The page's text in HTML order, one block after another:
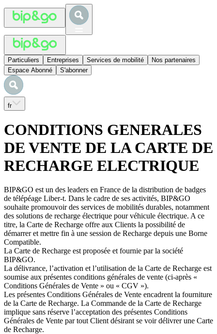
Particuliers Entreprises Services de mobilité
Nos partenaires
Espace Abonné
S'abonner
fr
CONDITIONS GENERALES
DE VENTE DE LA CARTE DE
RECHARGE ELECTRIQUE
BIP&GO est un des leaders en France de la distribution de badges
de télépéage Liber-t. Dans le cadre de ses activités, BIP&GO
souhaite promouvoir des services de mobilités durables, notamment
des solutions de recharge électrique pour véhicule électrique. A ce
titre, la Carte de Recharge offre aux Clients la possibilité de
démarrer et mettre fin à une session de Recharge depuis une Borne
Compatible.
La Carte de Recharge est proposée et fournie par la société
BIP&GO.
La délivrance, l’activation et l’utilisation de la Carte de Recharge est
soumise aux présentes conditions générales de vente (ci-après «
Conditions Générales de Vente » ou « CGV »).
Les présentes Conditions Générales de Vente encadrent la fourniture
de la Carte de Recharge. La Commande de la Carte de Recharge
implique sans réserve l’acceptation des présentes Conditions
Générales de Vente par tout Client désirant se voir délivrer une Carte
de Recharge.